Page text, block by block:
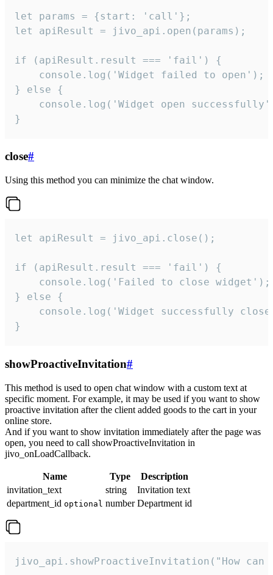
let params = {start: 'call'};
let apiResult = jivo_api.open(params);
if (apiResult.result === 'fail') {
    console.log('Widget failed to open');
} else {
console.log('Widget open
}
close#
Using this method you can minimize the chat window.
let apiResult = jivo_api.close();
if (apiResult.result === 'fail') {
    console.log('Failed to close widget');
} else {
console.log('Widget successfully
}
showProactiveInvitation#
This method is used to open chat window with a custom text at
specific moment. For example, it may be used if you want to show
proactive invitation after the client added goods to the cart in your
online store.
And if you want to show invitation immediately after the page was
open, you need to call showProactiveInvitation in
jivo_onLoadCallback.
Name Type
Description
invitation_text
string
Invitation text
department_id optional number Department id
jivo_api.showProactiveInvitation("How